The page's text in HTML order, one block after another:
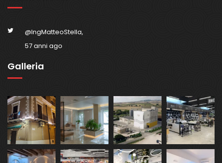
@IngMatteoStella,
57 anni ago
Galleria